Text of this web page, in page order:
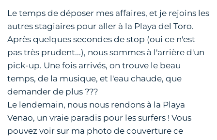
Le temps de déposer mes affaires, et je rejoins les
autres stagiaires pour aller à la Playa del Toro.
Après quelques secondes de stop (oui ce n'est
pas très prudent...), nous sommes à l'arrière d'un
pick-up. Une fois arrivés, on trouve le beau
temps, de la musique, et l'eau chaude, que
demander de plus ???
Le lendemain, nous nous rendons à la Playa
Venao, un vraie paradis pour les surfers ! Vous
pouvez voir sur ma photo de couverture ce